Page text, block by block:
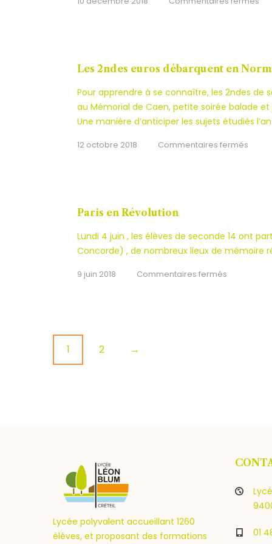
Les 2ndes euros débarquent en
Pour apprendre à se connaître, les 2ndes
au Mémorial de Caen, petite soirée balade
Une manière d’anticiper les sujets étudiés
12 octobre 2018 Commentaires fermés
Paris en Révolution
Lundi 4 juin , les élèves de seconde 14 ont
Concorde) , de nombreux lieux de mémoire
9 juin 2018 Commentaires fermés
P
s
n
1 2 →
Lycée polyvalent accueillant 1260
élèves, et proposant des formations
01